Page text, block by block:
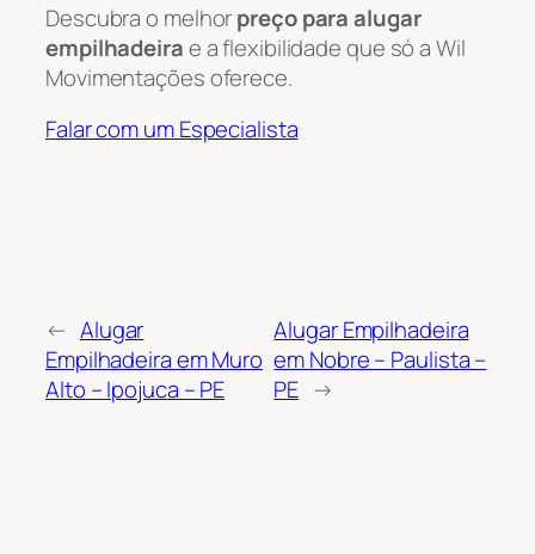
Descubra o melhorpreço para alugar
empilhadeirae a flexibilidade que só a Wil
Movimentações oferece.
Falar com um Especialista
← Alugar
Empilhadeira em Muro
Alto – Ipojuca – PE
Alugar Empilhadeira
em Nobre – Paulista –
PE →